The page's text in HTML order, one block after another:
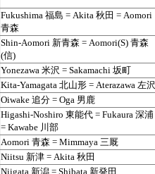
Fukushima 福島 = Akita 秋田 = Aomori
青森
Shin-Aomori 新青森 = Aomori(S) 青森
(信)
Yonezawa 米沢 = Sakamachi 坂町
Kita-Yamagata 北山形 = Aterazawa 左沢
Oiwake 追分 = Oga 男鹿
Higashi-Noshiro 東能代 = Fukaura 深浦
= Kawabe 川部
Aomori 青森 = Mimmaya 三厩
Niitsu 新津 = Akita 秋田
Niigata 新潟 = Shibata 新発田